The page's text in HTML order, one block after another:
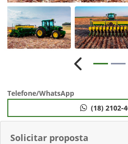
Solicitar proposta
Anterior
Telefone/WhatsApp
(18) 2102-